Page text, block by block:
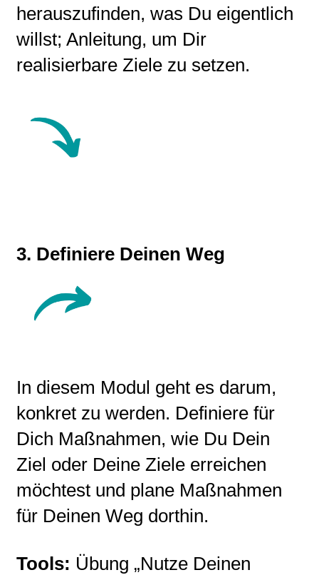
herauszufinden, was Du eigentlich
willst; Anleitung, um Dir
realisierbare Ziele zu setzen.
3. Definiere Deinen Weg
In diesem Modul geht es darum,
konkret zu werden. Definiere für
Dich Maßnahmen, wie Du Dein
Ziel oder Deine Ziele erreichen
möchtest und plane Maßnahmen
für Deinen Weg dorthin.
Tools: Übung „Nutze Deinen